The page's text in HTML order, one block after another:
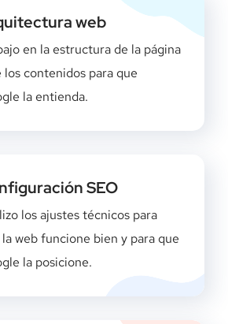
web
en la estructura de la página
los contenidos para que
la entienda.
SEO
los ajustes técnicos para
web funcione bien y para que
la posicione.